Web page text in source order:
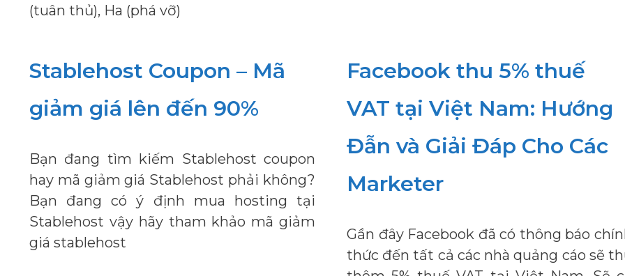
(tuân thủ), Ha (phá vỡ)
Stablehost Coupon – Mã
giảm giá lên đến 90%
Bạn đang tìm kiếm Stablehost coupon
hay mã giảm giá Stablehost phải không?
Bạn đang có ý định mua hosting tại
Stablehost vậy hãy tham khảo mã giảm
giá stablehost
Facebook thu 5% thuế
VAT tại Việt Nam: Hướng
Đẫn và Giải Đáp Cho Các
Marketer
Gần đây Facebook đã có thông báo
thức đến tất cả các nhà quảng cáo sẽ